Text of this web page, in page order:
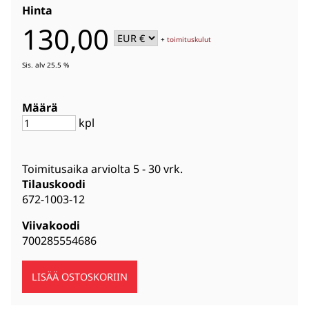
Hinta
130,00 +toimituskulut
Sis. alv 25.5 %
Määrä
kpl
Toimitusaika arviolta 5 - 30 vrk.
Tilauskoodi
672-1003-12
Viivakoodi
700285554686